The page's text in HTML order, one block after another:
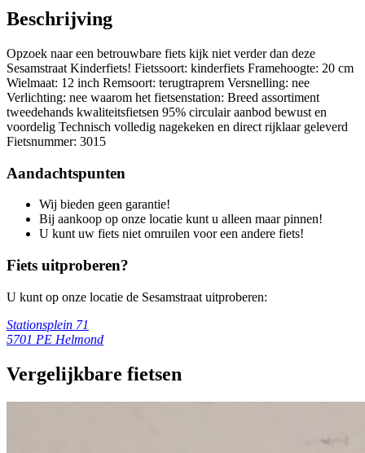
Beschrijving
Opzoek naar een betrouwbare fiets kijk niet verder dan deze
Sesamstraat Kinderfiets! Fietssoort: kinderfiets Framehoogte: 20 cm
Wielmaat: 12 inch Remsoort: terugtraprem Versnelling: nee
Verlichting: nee waarom het fietsenstation: Breed assortiment
tweedehands kwaliteitsfietsen 95% circulair aanbod bewust en
voordelig Technisch volledig nagekeken en direct rijklaar geleverd
Fietsnummer: 3015
Aandachtspunten
Wij bieden geen garantie!
Bij aankoop op onze locatie kunt u alleen maar pinnen!
U kunt uw fiets niet omruilen voor een andere fiets!
Fiets uitproberen?
U kunt op onze locatie de Sesamstraat uitproberen:
Stationsplein 71
5701 PE Helmond
Vergelijkbare fietsen